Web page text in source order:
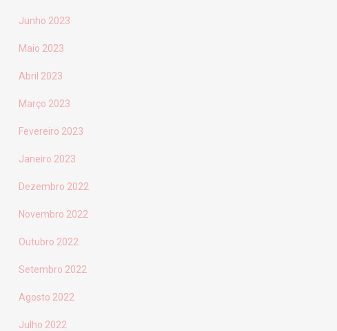
Junho 2023
Maio 2023
Abril 2023
Março 2023
Fevereiro 2023
Janeiro 2023
Dezembro 2022
Novembro 2022
Outubro 2022
Setembro 2022
Agosto 2022
Julho 2022